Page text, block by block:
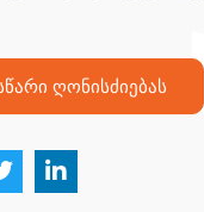
ღონისძიებას